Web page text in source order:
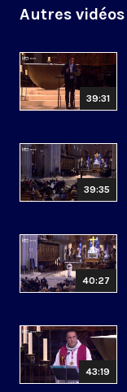
Autres
39:31
39:35
40:27
43:19